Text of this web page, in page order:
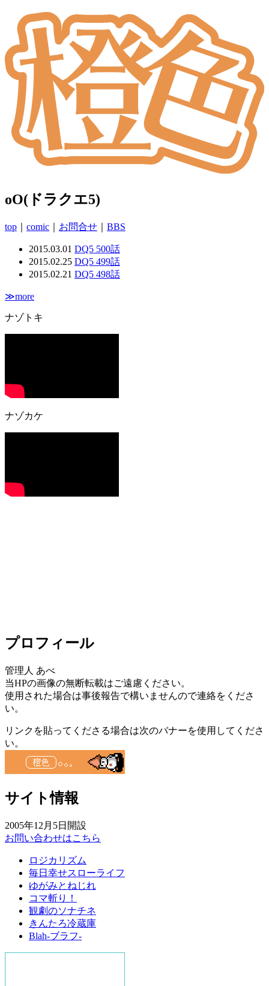
oO(ドラクエ5)
top comic お問合せ BBS
2015.03.01 DQ5 500話
2015.02.25 DQ5 499話
2015.02.21 DQ5 498話
≫more
ナゾトキ
ナゾカケ
プロフィール
管理人 あべ
当HPの画像の無断転載はご遠慮ください。
使用された場合は事後報告で構いませんので連絡をくださ
い。
リンクを貼ってくださる場合は次のバナーを使用してくださ
い。
サイト情報
2005年12月5日開設
お問い合わせはこちら
ロジカリズム
毎日幸せスローライフ
ゆがみとねじれ
コマ斬り！
観劇のソナチネ
きんたろ冷蔵庫
Blah-ブラフ-